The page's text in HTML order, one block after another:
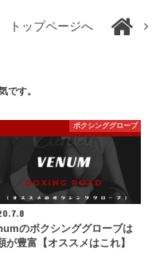
トップページへ
です。
ボクシンググローブ
のボクシンググローブは
が豊富【オススメはこれ】